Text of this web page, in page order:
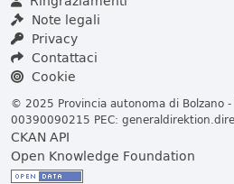
Note legali
Privacy
Contattaci
Cookie
© 2025 Provincia autonoma di Bolzano
00390090215 PEC:
CKAN API
Open Knowledge Foundation